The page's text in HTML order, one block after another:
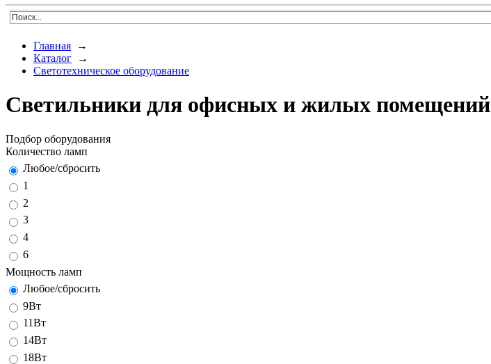
Главная →
Каталог →
Светотехническое оборудование
Светильники для офисных и жилых помещений
Подбор оборудования
Количество ламп
Любое/сбросить
1
2
3
4
6
Мощность ламп
Любое/сбросить
9Вт
11Вт
14Вт
18Вт